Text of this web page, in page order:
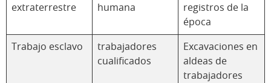
extraterrestre
humana
registros de la
época
Trabajo esclavo
trabajadores
cualificados
Excavaciones en
aldeas de
trabajadores